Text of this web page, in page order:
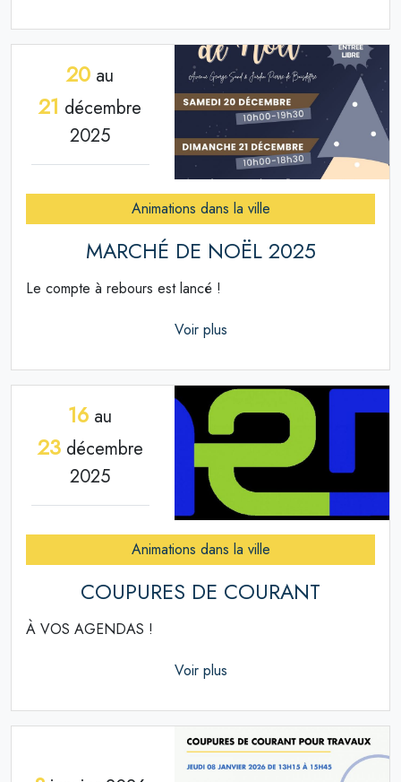
20 au
21 décembre
2025
Animations dans la ville
MARCHÉ DE NOËL 2025
Le compte à rebours est lancé !
Voir plus
16 au
23décembre
2025
Animations dans la ville
COUPURES DE COURANT
À VOS AGENDAS !
Voir plus